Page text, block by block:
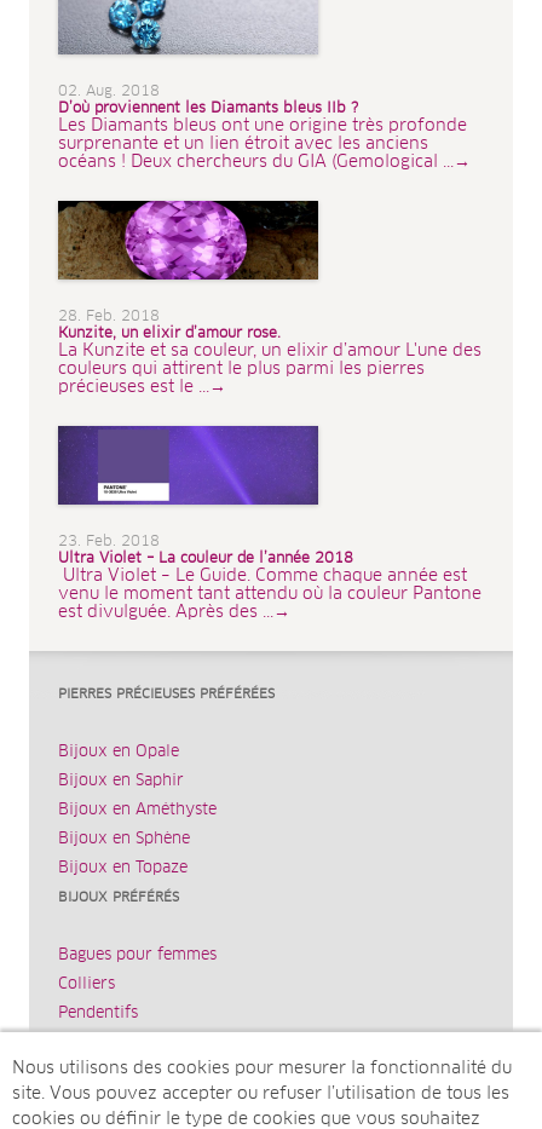
02. Aug. 2018
D’où proviennent les Diamants bleus IIb ?
Les Diamants bleus ont une origine très profonde
surprenante et un lien étroit avec les anciens
océans ! Deux chercheurs du GIA (Gemological ...→
28. Feb. 2018
Kunzite, un elixir d’amour rose.
La Kunzite et sa couleur, un elixir d’amour L'une des
couleurs qui attirent le plus parmi les pierres
précieuses est le ...→
23. Feb. 2018
Ultra Violet – La couleur de l’année 2018
Ultra Violet – Le Guide. Comme chaque année est
venu le moment tant attendu où la couleur Pantone
est divulguée. Après des ...→
PIERRES PRÉCIEUSES PRÉFÉRÉES
Bijoux en Opale
Bijoux en Saphir
Bijoux en Améthyste
Bijoux en Sphène
Bijoux en Topaze
BIJOUX PRÉFÉRÉS
Bagues pour femmes
Colliers
Pendentifs
Boucles d’oreilles
JUWELO
Nous utilisons des cookies pour mesurer la fonctionnalité du
site. Vous pouvez accepter ou refuser l’utilisation de tous les
cookies ou définir le type de cookies que vous souhaitez